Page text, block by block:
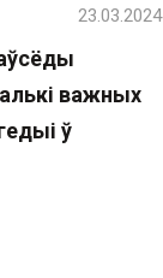
важных
ў
23.03.2024